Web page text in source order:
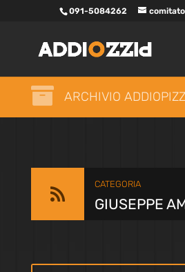
091-5084262
 ARCHIVIO

CATEGORIA
GIUSEPPE